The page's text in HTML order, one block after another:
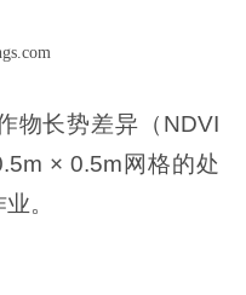
物长势差异（NDVI
× 0.5m网格的处
。